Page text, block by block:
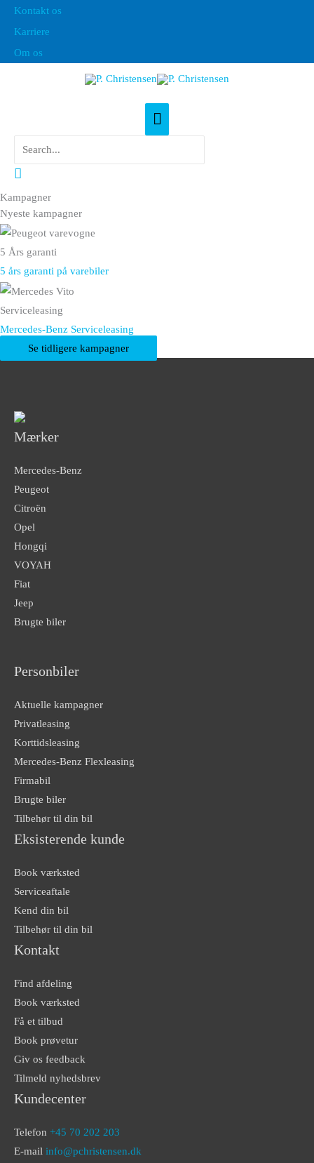
Kontakt os
Karriere
Om os
Hovedmenu
efter:
Søg
Kampagner
Nyeste kampagner
5 Års garanti
5 års garanti på varebiler
Serviceleasing
Mercedes-Benz Serviceleasing
Se tidligere kampagner
Mærker
Mercedes-Benz
Peugeot
Citroën
Opel
Hongqi
VOYAH
Fiat
Jeep
Brugte biler
Personbiler
Aktuelle kampagner
Privatleasing
Korttidsleasing
Mercedes-Benz Flexleasing
Firmabil
Brugte biler
Tilbehør til din bil
Eksisterende kunde
Book værksted
Serviceaftale
Kend din bil
Tilbehør til din bil
Kontakt
Find afdeling
Book værksted
Få et tilbud
Book prøvetur
Giv os feedback
Tilmeld nyhedsbrev
Kundecenter
Telefon +45 70 202 203
E-mail info@pchristensen.dk